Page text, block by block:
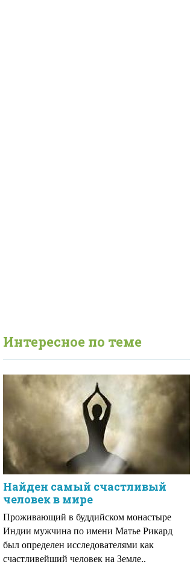
Интересное по теме
Найден самый счастливый
человек в мире
Проживающий в буддийском монастыре
Индии мужчина по имени Матье Рикард
был определен исследователями как
счастливейший человек на Земле..